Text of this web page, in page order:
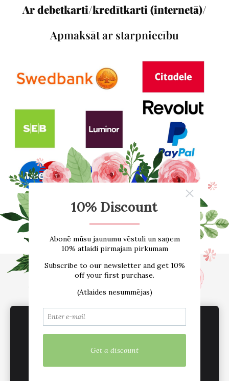
Ar debetkarti/kredītkarti (internetā)/
Apmaksāt ar starpniecību
E-VEIKALS
Par mums
Atsauksmes
Blogs
Izmēru tabula
Kontakti
Piegāde
Noteikumi
Customize